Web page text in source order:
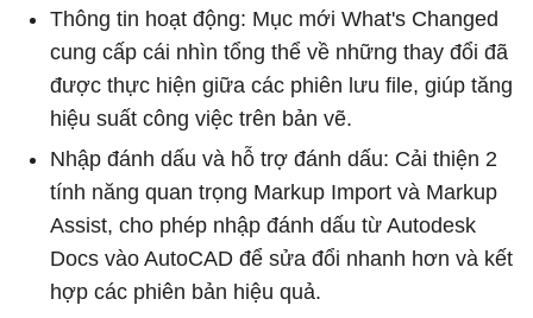
Thông tin hoạt động: Mục mới What's Changed
cung cấp cái nhìn tổng thể về những thay đổi đã
được thực hiện giữa các phiên lưu file, giúp tăng
hiệu suất công việc trên bản vẽ.
Nhập đánh dấu và hỗ trợ đánh dấu: Cải thiện 2
tính năng quan trọng Markup Import và Markup
Assist, cho phép nhập đánh dấu từ Autodesk
Docs vào AutoCAD để sửa đổi nhanh hơn và kết
hợp các phiên bản hiệu quả.